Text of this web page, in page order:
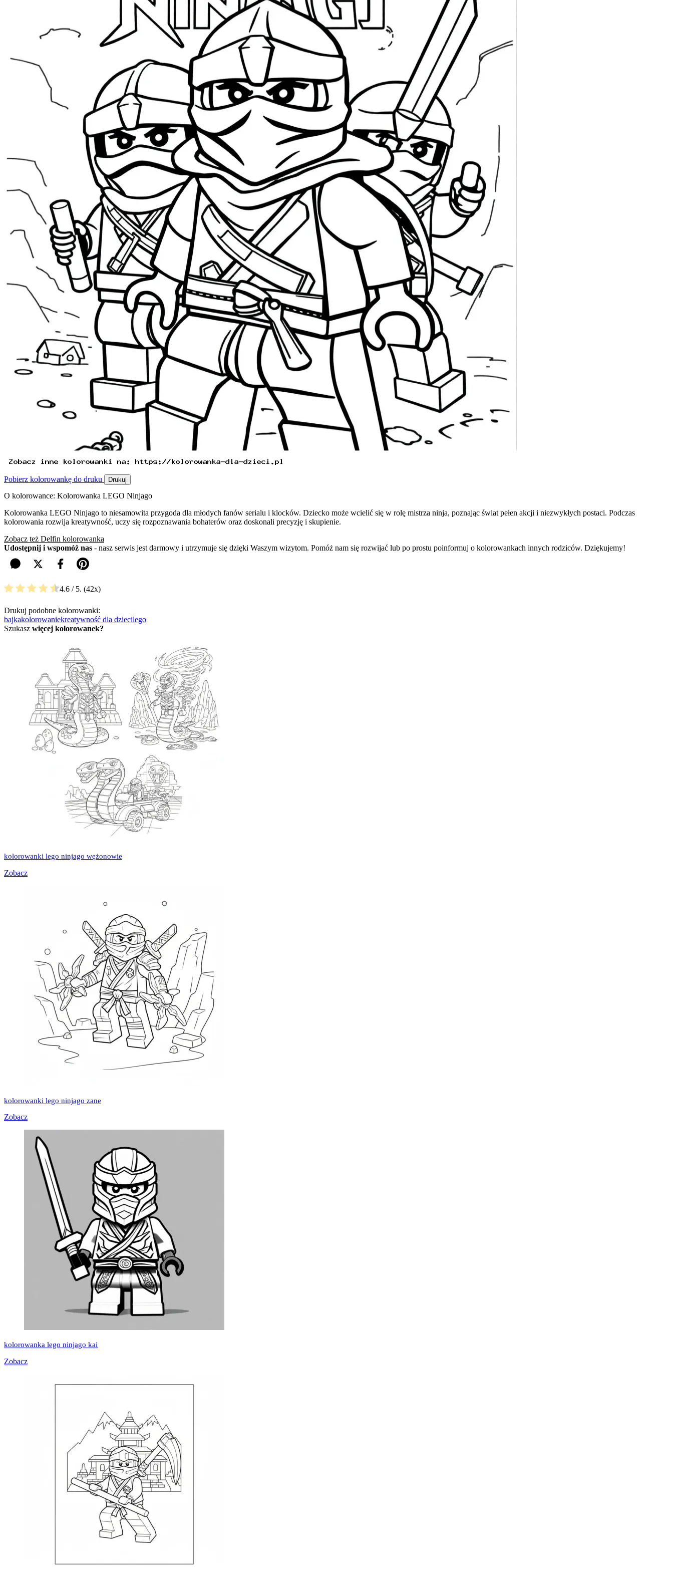
Pobierz kolorowankę do druku Drukuj
O kolorowance: Kolorowanka LEGO Ninjago
Kolorowanka LEGO Ninjago to niesamowita przygoda dla młodych fanów serialu i klocków. Dziecko może wcielić się w rolę mistrza ninja, poznając świat pełen akcji i niezwykłych postaci. Podczas
kolorowania rozwija kreatywność, uczy się rozpoznawania bohaterów oraz doskonali precyzję i skupienie.
Zobacz też Delfin kolorowanka
Udostępnij i wspomóż nas - nasz serwis jest darmowy i utrzymuje się dzięki Waszym wizytom. Pomóż nam się rozwijać lub po prostu poinformuj o kolorowankach innych rodziców. Dziękujemy!
4.6 / 5. 42
Drukuj podobne kolorowanki:
bajkakolorowaniekreatywność dla dziecilego
Szukasz więcej kolorowanek?
kolorowanki lego ninjago wężonowie
Zobacz
kolorowanki lego ninjago zane
Zobacz
kolorowanka lego ninjago kai
Zobacz